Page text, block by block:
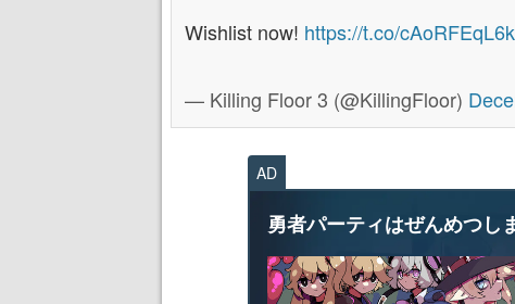
Wishlist now! https://t.co/cAoRFEqL6k
— Killing Floor 3 (@KillingFloor)
AD
勇者パーティはぜんめつし